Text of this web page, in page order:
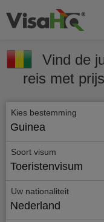
Vind de
reis met
Kies bestemming
Guinea
Soort visum
Toeristenvisum
Uw nationaliteit
Nederland